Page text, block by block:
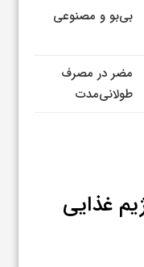
بی‌بو و مصنوعی
مضر در مصرف
طولانی‌مدت
غذایی